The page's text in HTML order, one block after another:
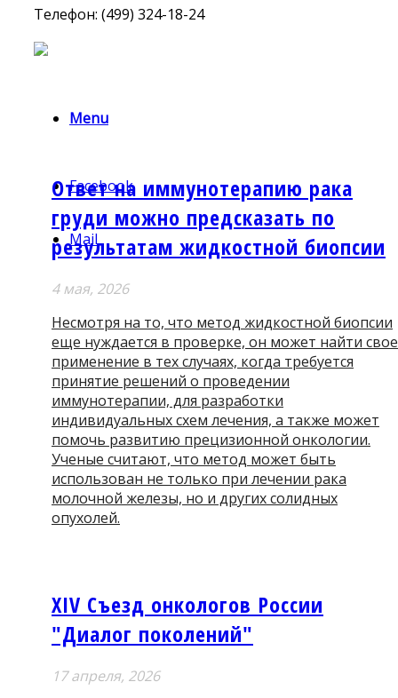
Телефон: (499) 324-18-24
Menu
Facebook
Mail
Ответ на иммунотерапию рака
груди можно предсказать по
результатам жидкостной биопсии
4 мая, 2026
Несмотря на то, что метод жидкостной биопсии
еще нуждается в проверке, он может найти свое
применение в тех случаях, когда требуется
принятие решений о проведении
иммунотерапии, для разработки
индивидуальных схем лечения, а также может
помочь развитию прецизионной онкологии.
Ученые считают, что метод может быть
использован не только при лечении рака
молочной железы, но и других солидных
опухолей.
XIV Съезд онкологов России
"Диалог поколений"
17 апреля, 2026